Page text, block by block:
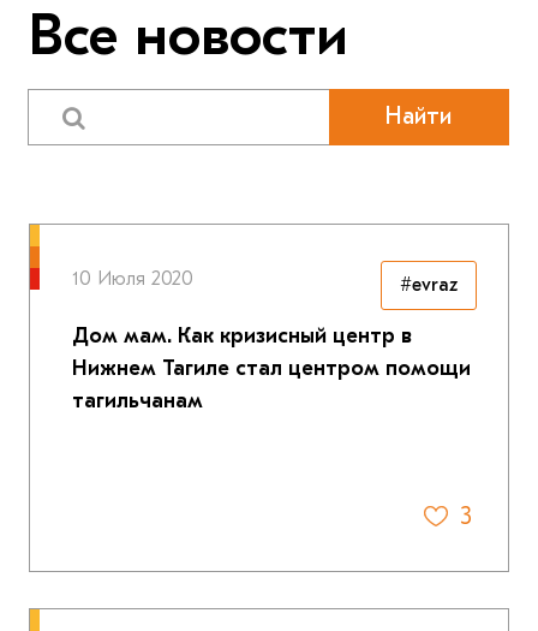
Все новости
Найти
10 Июля 2020
Дом мам. Как кризисный центр в
Нижнем Тагиле стал центром помощи
тагильчанам
#evraz
3